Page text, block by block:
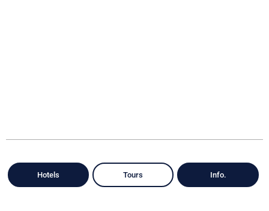
Hotels Tours Info.